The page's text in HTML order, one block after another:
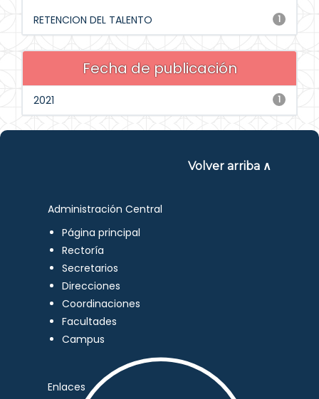
1
RETENCION DEL TALENTO
Fecha de publicación
1
2021
Volver arriba ∧
Administración Central
Página principal
Rectoría
Secretarios
Direcciones
Coordinaciones
Facultades
Campus
Enlaces